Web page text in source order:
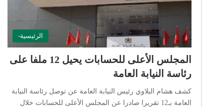
الرئيسية-
المجلس الأعلى للحسابات يحيل 12 ملفا على
رئاسة النيابة العامة
كشف هشام البلاوي رئيس النيابة العامة عن توصل رئاسة النيابة
العامة بـ12 تقريرا صادرا عن المجلس الأعلى للحسابات خلال